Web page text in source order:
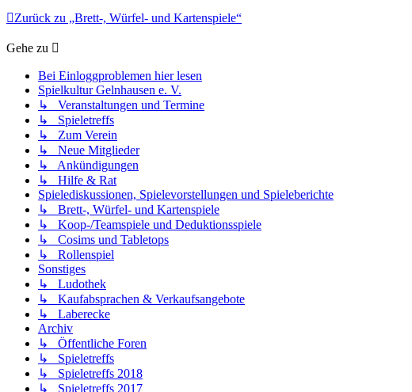
Zurück zu „Brett-, Würfel- und Kartenspiele“
Gehe zu
Bei Einloggproblemen hier lesen
Spielkultur Gelnhausen e. V.
↳ Veranstaltungen und Termine
↳ Spieletreffs
↳ Zum Verein
↳ Neue Mitglieder
↳ Ankündigungen
↳ Hilfe & Rat
Spielediskussionen, Spielevorstellungen und Spieleberichte
↳ Brett-, Würfel- und Kartenspiele
↳ Koop-/Teamspiele und Deduktionsspiele
↳ Cosims und Tabletops
↳ Rollenspiel
Sonstiges
↳ Ludothek
↳ Kaufabsprachen & Verkaufsangebote
↳ Laberecke
Archiv
↳ Öffentliche Foren
↳ Spieletreffs
↳ Spieletreffs 2018
↳ Spieletreffs 2017